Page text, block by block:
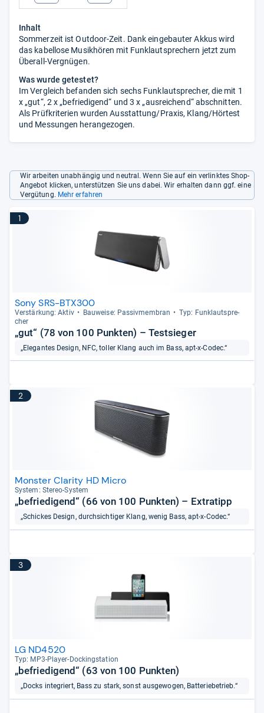
Inhalt
Sommerzeit ist Outdoor-Zeit. Dank eingebauter Akkus wird
das kabellose Musikhören mit Funklautsprechern jetzt zum
Überall-Vergnügen.
Was wurde getestet?
Im Vergleich befanden sich sechs Funklautsprecher, die mit 1
x „gut“, 2 x „befriedigend“ und 3 x „ausreichend“ abschnitten.
Als Prüfkriterien wurden Ausstattung/Praxis, Klang/Hörtest
und Messungen herangezogen.
Wir arbeiten unabhängig und neutral. Wenn Sie auf ein verlinktes Shop-
Angebot klicken, unterstützen Sie uns dabei. Wir erhalten dann ggf. eine
Vergütung. Mehr erfahren
1
Sony SRS-BTX300
Ver­stär­kung: Aktiv Bau­weise: Pas­siv­mem­bran
Typ: Fun­klaut­spre­
cher
„gut“ (78 von 100 Punkten) – Testsieger
„Elegantes Design, NFC, toller Klang auch im Bass, apt-x-Codec.“
2
Monster Clarity HD Micro
Sys­tem: Ste­reo-​Sys­tem
„befriedigend“ (66 von 100 Punkten) – Extratipp
„Schickes Design, durchsichtiger Klang, wenig Bass, apt-x-Codec.“
3
LG ND4520
Typ: MP3-​Player-​Dockings­ta­tion
„befriedigend“ (63 von 100 Punkten)
„Docks integriert, Bass zu stark, sonst ausgewogen, Batteriebetrieb.“